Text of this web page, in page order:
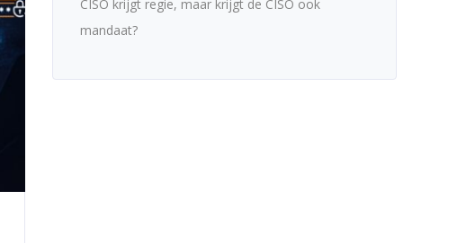
CISO krijgt regie, maar krijgt de CISO ook
mandaat?